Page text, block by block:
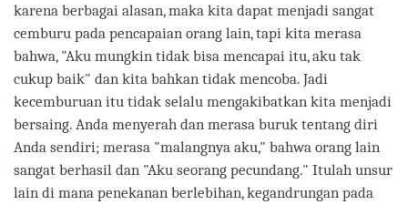
karena berbagai alasan, maka kita dapat menjadi sangat
cemburu pada pencapaian orang lain, tapi kita merasa
bahwa, "Aku mungkin tidak bisa mencapai itu, aku tak
cukup baik" dan kita bahkan tidak mencoba. Jadi
kecemburuan itu tidak selalu mengakibatkan kita menjadi
bersaing. Anda menyerah dan merasa buruk tentang diri
Anda sendiri; merasa "malangnya aku," bahwa orang lain
sangat berhasil dan "Aku seorang pecundang." Itulah unsur
lain di mana penekanan berlebihan, kegandrungan pada